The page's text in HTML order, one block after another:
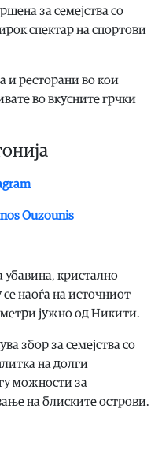
за семејства со
спектар на спортови
и ресторани во кои
во вкусните грчки
Ouzounis
убавина, кристално
наоѓа на источниот
јужно од Никити.
збор за семејства со
на долги
можности за
на блиските острови.